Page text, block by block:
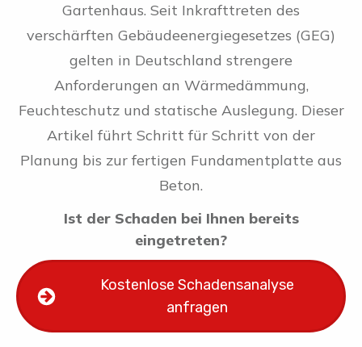
Gartenhaus. Seit Inkrafttreten des
verschärften Gebäudeenergiegesetzes (GEG)
gelten in Deutschland strengere
Anforderungen an Wärmedämmung,
Feuchteschutz und statische Auslegung. Dieser
Artikel führt Schritt für Schritt von der
Planung bis zur fertigen Fundamentplatte aus
Beton.
Ist der Schaden bei Ihnen bereits
eingetreten?
Kostenlose Schadensanalyse
anfragen